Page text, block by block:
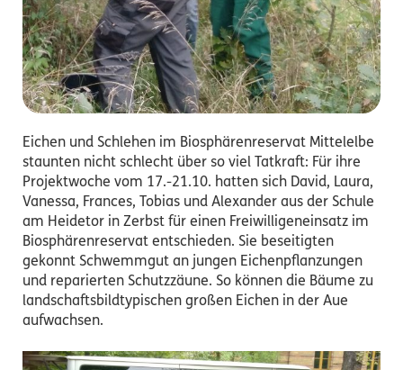
Eichen und Schlehen im Biosphärenreservat Mittelelbe
staunten nicht schlecht über so viel Tatkraft: Für ihre
Projektwoche vom 17.-21.10. hatten sich David, Laura,
Vanessa, Frances, Tobias und Alexander aus der Schule
am Heidetor in Zerbst für einen Freiwilligeneinsatz im
Biosphärenreservat entschieden. Sie beseitigten
gekonnt Schwemmgut an jungen Eichenpflanzungen
und reparierten Schutzzäune. So können die Bäume zu
landschaftsbildtypischen großen Eichen in der Aue
aufwachsen.